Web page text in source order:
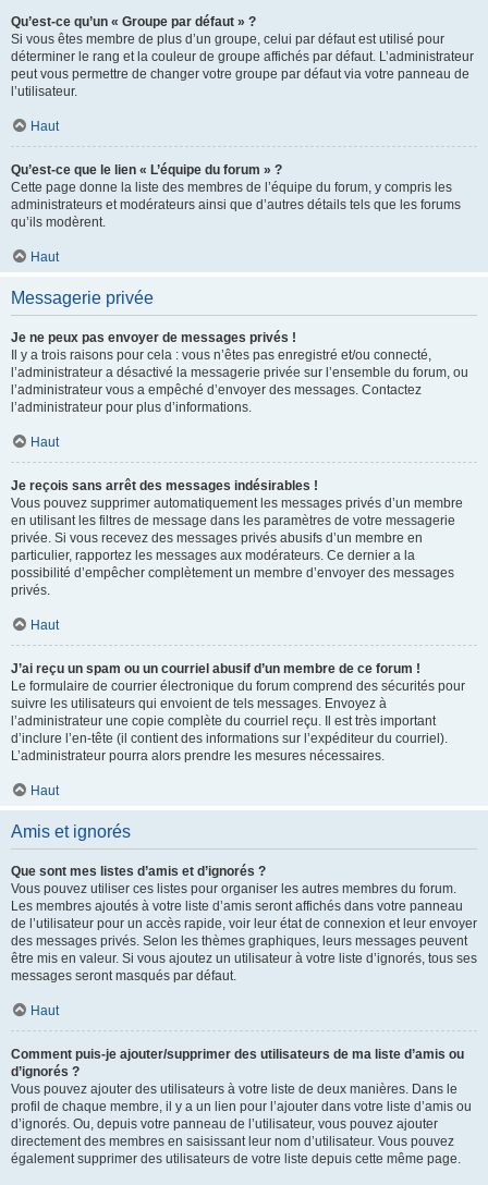
Qu’est-ce qu’un « Groupe par défaut » ?
Si vous êtes membre de plus d’un groupe, celui par défaut est utilisé pour
déterminer le rang et la couleur de groupe affichés par défaut. L’administrateur
peut vous permettre de changer votre groupe par défaut via votre panneau de
l’utilisateur.
Haut
Qu’est-ce que le lien « L’équipe du forum » ?
Cette page donne la liste des membres de l’équipe du forum, y compris les
administrateurs et modérateurs ainsi que d’autres détails tels que les forums
qu’ils modèrent.
Haut
Messagerie privée
Je ne peux pas envoyer de messages privés !
Il y a trois raisons pour cela : vous n’êtes pas enregistré et/ou connecté,
l’administrateur a désactivé la messagerie privée sur l’ensemble du forum, ou
l’administrateur vous a empêché d’envoyer des messages. Contactez
l’administrateur pour plus d’informations.
Haut
Je reçois sans arrêt des messages indésirables !
Vous pouvez supprimer automatiquement les messages privés d’un membre
en utilisant les filtres de message dans les paramètres de votre messagerie
privée. Si vous recevez des messages privés abusifs d’un membre en
particulier, rapportez les messages aux modérateurs. Ce dernier a la
possibilité d’empêcher complètement un membre d’envoyer des messages
privés.
Haut
J’ai reçu un spam ou un courriel abusif d’un membre de ce forum !
Le formulaire de courrier électronique du forum comprend des sécurités pour
suivre les utilisateurs qui envoient de tels messages. Envoyez à
l’administrateur une copie complète du courriel reçu. Il est très important
d’inclure l’en-tête (il contient des informations sur l’expéditeur du courriel).
L’administrateur pourra alors prendre les mesures nécessaires.
Haut
Amis et ignorés
Que sont mes listes d’amis et d’ignorés ?
Vous pouvez utiliser ces listes pour organiser les autres membres du forum.
Les membres ajoutés à votre liste d’amis seront affichés dans votre panneau
de l’utilisateur pour un accès rapide, voir leur état de connexion et leur envoyer
des messages privés. Selon les thèmes graphiques, leurs messages peuvent
être mis en valeur. Si vous ajoutez un utilisateur à votre liste d’ignorés, tous ses
messages seront masqués par défaut.
Haut
Comment puis-je ajouter/supprimer des utilisateurs de ma liste d’amis ou
d’ignorés ?
Vous pouvez ajouter des utilisateurs à votre liste de deux manières. Dans le
profil de chaque membre, il y a un lien pour l’ajouter dans votre liste d’amis ou
d’ignorés. Ou, depuis votre panneau de l’utilisateur, vous pouvez ajouter
directement des membres en saisissant leur nom d’utilisateur. Vous pouvez
également supprimer des utilisateurs de votre liste depuis cette même page.